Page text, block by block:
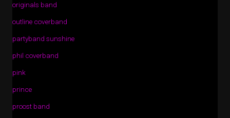
originals band
outline coverband
partyband sunshine
phil coverband
pink
prince
proost band